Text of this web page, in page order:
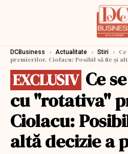
DCBusiness › Actualitate › Stiri ›
premierilor. Ciolacu: Posibil să fie şi
EXCLUSIV Ce
cu "rotativa"
Ciolacu:
altă decizie a